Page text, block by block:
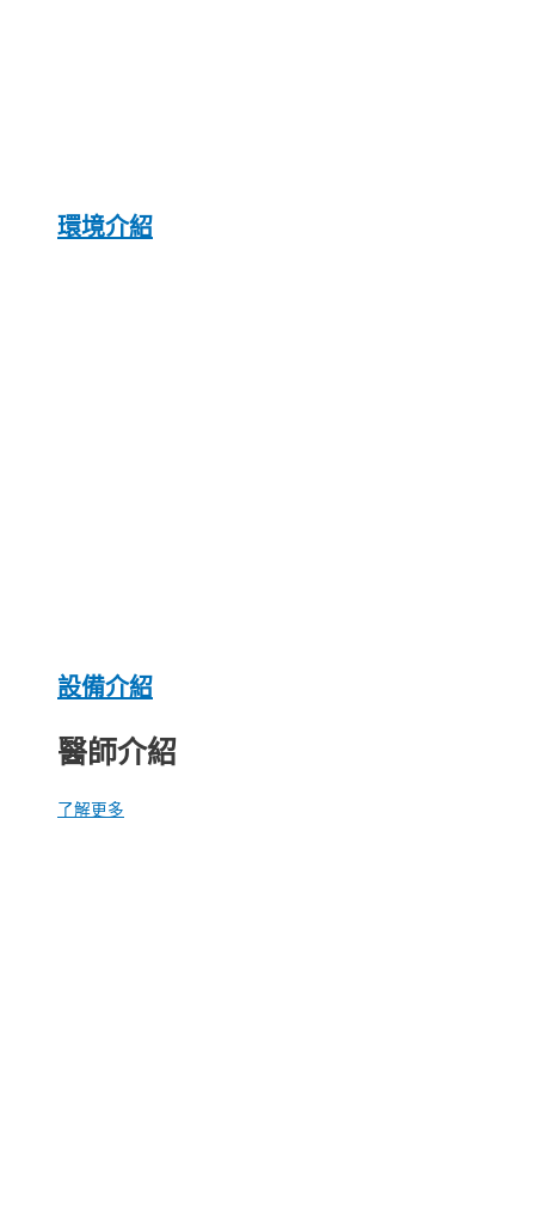
環境介紹
設備介紹
醫師介紹
了解更多